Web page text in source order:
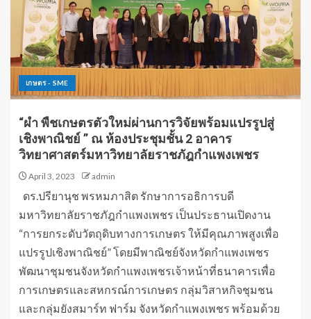
เกษตร - SME
“ผำ พืชเกษตรตัวใหม่ผ่านการวิจัยพร้อมแปรรูปสู่
เชิงพาณิชย์ ” ณ ห้องประชุมชั้น 2 อาคาร
วิทยาศาสตร์มหาวิทยาลัยราชภัฎกำแพงเพชร
April 3, 2023 admin
ดร.ปรียานุช พรหมภาสิต รักษาการอธิการบดี
มหาวิทยาลัยราชภัฎกำแพงเพชร เป็นประธานเปิดงาน
“การยกระดับวัตถุดิบทางการเกษตร ให้มีคุณภาพสูงเพื่อ
แปรรูปเชิงพาณิชย์” โดยมีพาณิชย์จังหวัดกำแพงเพชร
พัฒนาชุมชนจังหวัดกำแพงเพชรเจ้าหน้าที่ธนาคารเพื่อ
การเกษตรและสหกรณ์การเกษตร กลุ่มวิสาหกิจชุมชน
และกลุ่มยังสมาร์ท ฟาร์ม จังหวัดกำแพงเพชร พร้อมด้วย